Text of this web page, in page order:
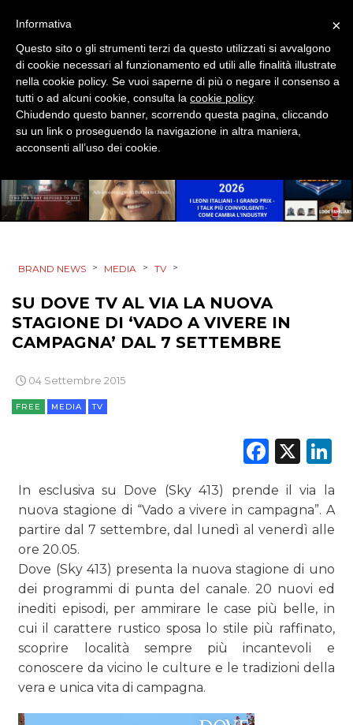
MOBILE
PROMOZIONI
PRODOTTI
CSR
CINEMA
EDITORIA
TV
DATI
RICERCHE
BRAND NEWS > MEDIA > TV >
SU DOVE TV AL VIA LA NUOVA
STAGIONE DI ‘VADO A VIVERE IN
CAMPAGNA’ DAL 7 SETTEMBRE
04 Settembre 2015
FREE MEDIA TV
X
In esclusiva su Dove (Sky 413) prende il via la
nuova stagione di “Vado a vivere in campagna”. A
partire dal 7 settembre, dal lunedì al venerdì alle
ore 20.05.
Dove (Sky 413) presenta la nuova stagione di uno
dei programmi di punta del canale. 20 nuovi ed
inediti episodi, per ammirare le case più belle, in
cui il carattere rustico sposa lo stile più raffinato,
scoprire località sempre più incantevoli e
conoscere da vicino le culture e le tradizioni della
vera e unica vita di campagna.
×
Informativa
Questo sito o gli strumenti terzi da questo utilizzati si avvalgono
di cookie necessari al funzionamento ed utili alle finalità illustrate
nella cookie policy. Se vuoi saperne di più o negare il consenso a
tutti o ad alcuni cookie, consulta la cookie policy.
Chiudendo questo banner, scorrendo questa pagina, cliccando
su un link o proseguendo la navigazione in altra maniera,
acconsenti all’uso dei cookie.